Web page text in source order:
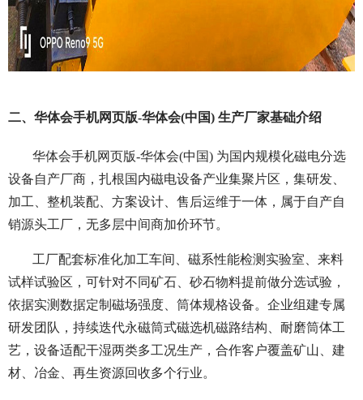
二、华体会手机网页版-华体会(中国) 生产厂家基础介绍
华体会手机网页版-华体会(中国) 为国内规模化磁电分选
设备自产厂商，扎根国内磁电设备产业集聚片区，集研发、
加工、整机装配、方案设计、售后运维于一体，属于自产自
销源头工厂，无多层中间商加价环节。
工厂配套标准化加工车间、磁系性能检测实验室、来料
试样试验区，可针对不同矿石、砂石物料提前做分选试验，
依据实测数据定制磁场强度、筒体规格设备。企业组建专属
研发团队，持续迭代永磁筒式磁选机磁路结构、耐磨筒体工
艺，设备适配干湿两类多工况生产，合作客户覆盖矿山、建
材、冶金、再生资源回收多个行业。